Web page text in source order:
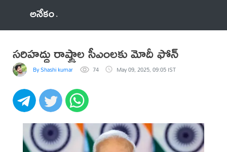
అనేకం
సరిహద్దు రాష్ట్రాల సీఎంలకు మోదీ ఫోన్‌
By Shashi kumar 74 May 09, 2025, 09:05 IST